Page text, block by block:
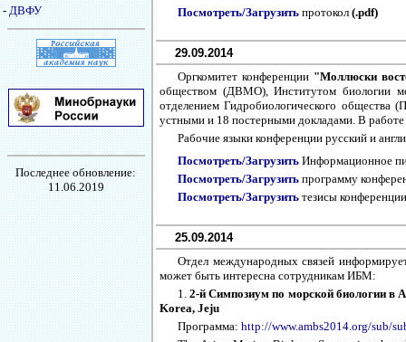
-ДВФУ
Последнее обновление:
11.06.2019
Посмотреть/Загрузить протокол (.pdf)
29.09.2014
Оргкомитет конференции "Моллюски
обществом (ДВМО), Институтом
отделением Гидробиологического
устными и 18 постерными докладами. В
Рабочие языки конференции русский и
Посмотреть/Загрузить Информационное
Посмотреть/Загрузить программу
Посмотреть/Загрузить тезисы
25.09.2014
Отдел международных связей
может быть интересна сотрудникам ИБМ:
1.2-й Симпозиум по морской биологии в
Korea, Jeju
Программа: http://www.ambs2014.org/sub/